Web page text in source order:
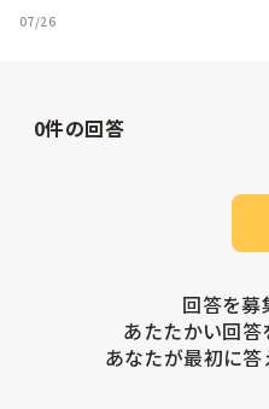
07/26
0件の回答
回答を募
あたたかい回答
あなたが最初に答